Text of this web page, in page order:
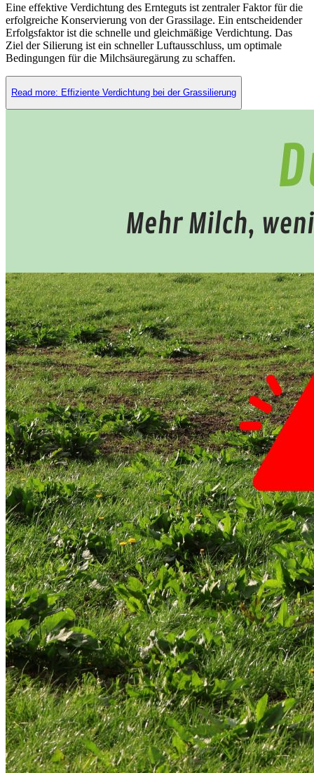
Eine effektive Verdichtung des Ernteguts ist zentraler Faktor für die
erfolgreiche Konservierung von der Grassilage. Ein entscheidender
Erfolgsfaktor ist die schnelle und gleichmäßige Verdichtung. Das
Ziel der Silierung ist ein schneller Luftausschluss, um optimale
Bedingungen für die Milchsäuregärung zu schaffen.
Read more: Effiziente Verdichtung bei der Grassilierung